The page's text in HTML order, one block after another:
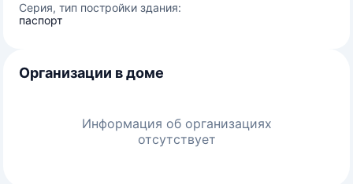
Серия, тип постройки здания:
паспорт
Организации в доме
Информация об организациях
отсутствует